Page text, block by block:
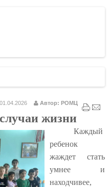
Автор: РОМЦ
жизни
Каждый
ребенок
жаждет стать
умнее и
находчивее,